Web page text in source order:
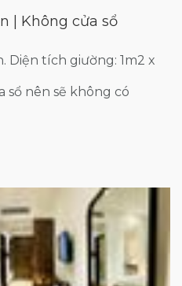
| Không cửa sổ
Diện tích giường: 1m2 x
sổ nên sẽ không có